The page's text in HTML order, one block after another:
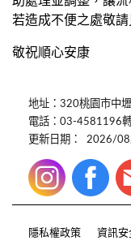
若造成不便之處敬請
敬祝順心安康
地址：320桃園市中
電話：03-4581196
更新日期：
2026/
隱私權政策 資訊安